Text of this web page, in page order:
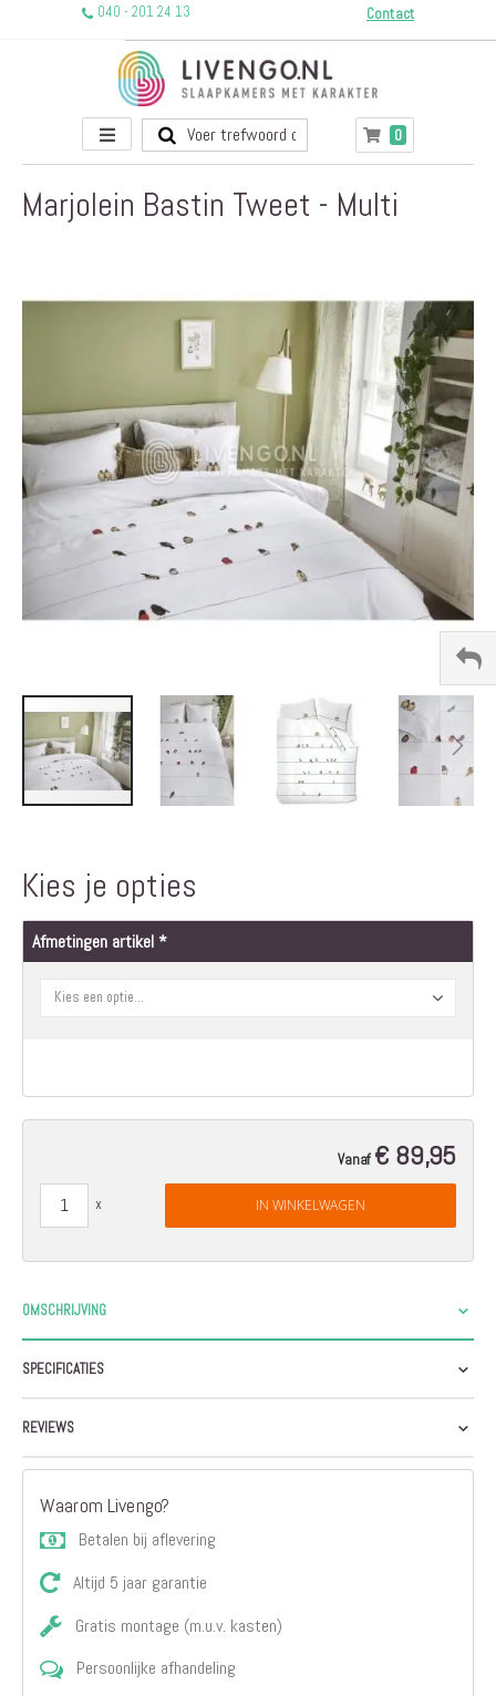
040 - 201 24 13 Contact
Toggle
Nav
Winkelwagen
0producten
Marjolein Bastin Tweet - Multi
gallerij
begin
de
afbeeldingen-
Kies je opties
Afmetingen artikel
Vanaf € 89,95
IN WINKELWAGEN
OMSCHRIJVING
SPECIFICATIES
REVIEWS
Waarom Livengo?
Betalen bij aflevering
Altijd 5 jaar garantie
Gratis montage (m.u.v. kasten)
Persoonlijke afhandeling